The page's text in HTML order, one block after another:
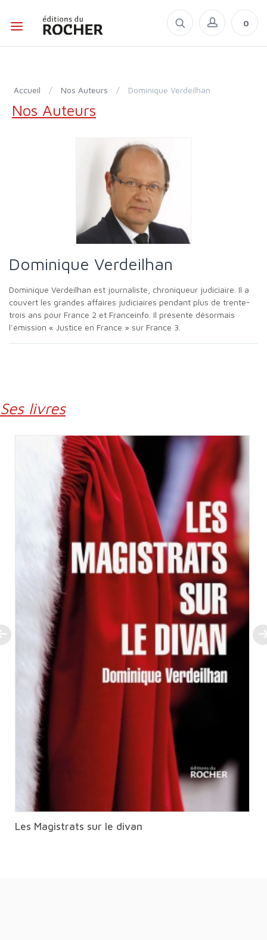
0
Accueil / Nos Auteurs / Dominique Verdeilhan
Nos Auteurs
Dominique Verdeilhan
Dominique Verdeilhan est journaliste, chroniqueur judiciaire. Il a
couvert les grandes affaires judiciaires pendant plus de trente-
trois ans pour France 2 et Franceinfo. Il présente désormais
l’émission « Justice en France » sur France 3.
Ses livres
Les Magistrats sur le divan